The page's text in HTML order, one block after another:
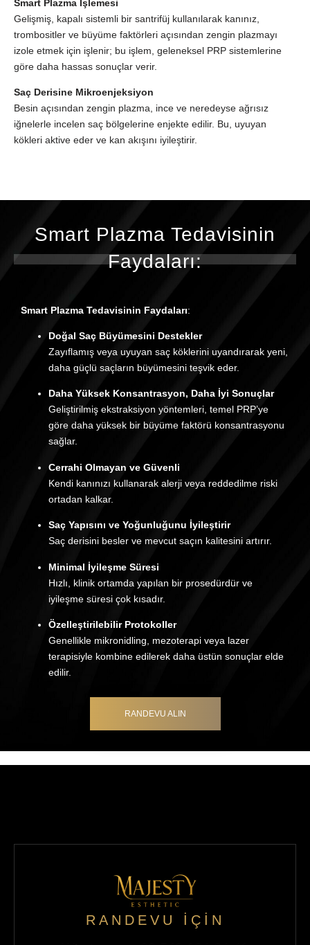
Smart Plazma İşlemesi
Gelişmiş, kapalı sistemli bir santrifüj kullanılarak kanınız,
trombositler ve büyüme faktörleri açısından zengin plazmayı
izole etmek için işlenir; bu işlem, geleneksel PRP sistemlerine
göre daha hassas sonuçlar verir.
Saç Derisine Mikroenjeksiyon
Besin açısından zengin plazma, ince ve neredeyse ağrısız
iğnelerle incelen saç bölgelerine enjekte edilir. Bu, uyuyan
kökleri aktive eder ve kan akışını iyileştirir.
Smart Plazma Tedavisinin
Faydaları:
Smart Plazma Tedavisinin Faydaları:
Doğal Saç Büyümesini Destekler
Zayıflamış veya uyuyan saç köklerini uyandırarak yeni,
daha güçlü saçların büyümesini teşvik eder.
Daha Yüksek Konsantrasyon, Daha İyi Sonuçlar
Geliştirilmiş ekstraksiyon yöntemleri, temel PRP’ye
göre daha yüksek bir büyüme faktörü konsantrasyonu
sağlar.
Cerrahi Olmayan ve Güvenli
Kendi kanınızı kullanarak alerji veya reddedilme riski
ortadan kalkar.
Saç Yapısını ve Yoğunluğunu İyileştirir
Saç derisini besler ve mevcut saçın kalitesini artırır.
Minimal İyileşme Süresi
Hızlı, klinik ortamda yapılan bir prosedürdür ve
iyileşme süresi çok kısadır.
Özelleştirilebilir Protokoller
Genellikle mikronidling, mezoterapi veya lazer
terapisiyle kombine edilerek daha üstün sonuçlar elde
edilir.
RANDEVU ALIN
RANDEVU İÇİN